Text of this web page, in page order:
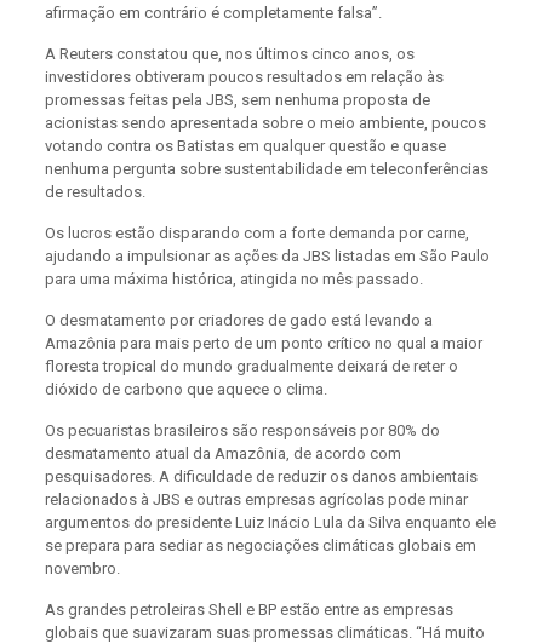
afirmação em contrário é completamente falsa”.
A Reuters constatou que, nos últimos cinco anos, os
investidores obtiveram poucos resultados em relação às
promessas feitas pela JBS, sem nenhuma proposta de
acionistas sendo apresentada sobre o meio ambiente, poucos
votando contra os Batistas em qualquer questão e quase
nenhuma pergunta sobre sustentabilidade em teleconferências
de resultados.
Os lucros estão disparando com a forte demanda por carne,
ajudando a impulsionar as ações da JBS listadas em São Paulo
para uma máxima histórica, atingida no mês passado.
O desmatamento por criadores de gado está levando a
Amazônia para mais perto de um ponto crítico no qual a maior
floresta tropical do mundo gradualmente deixará de reter o
dióxido de carbono que aquece o clima.
Os pecuaristas brasileiros são responsáveis ​​por 80% do
desmatamento atual da Amazônia, de acordo com
pesquisadores. A dificuldade de reduzir os danos ambientais
relacionados à JBS e outras empresas agrícolas pode minar
argumentos do presidente Luiz Inácio Lula da Silva enquanto ele
se prepara para sediar as negociações climáticas globais em
novembro.
As grandes petroleiras Shell e BP estão entre as empresas
globais que suavizaram suas promessas climáticas. “Há muito